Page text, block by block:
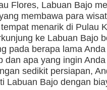
Flores, Labuan Bajo
membawa para
menarik di Pulau
ke Labuan Bajo
pada berapa lama
dan apa yang ingin
sedikit persiapan,
Labuan Bajo dengan